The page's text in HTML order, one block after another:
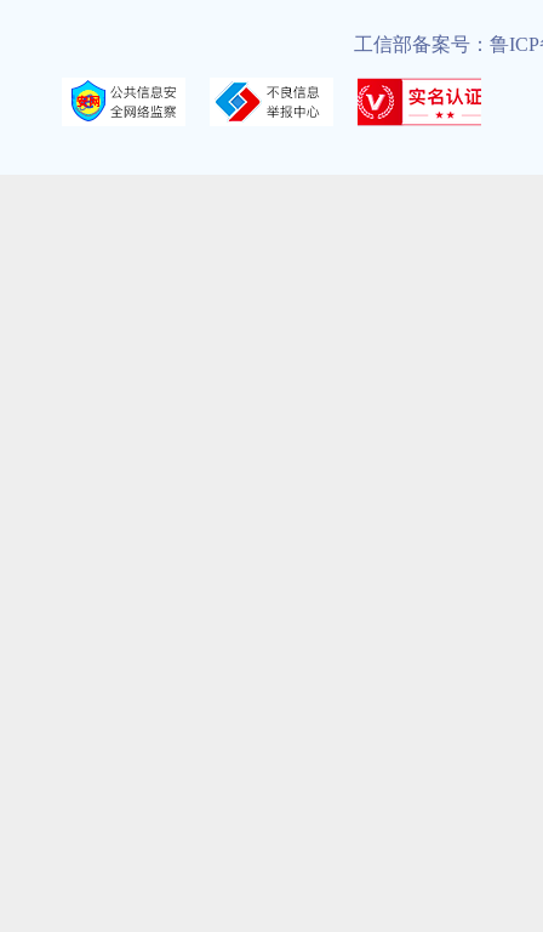
工信部备案号：鲁